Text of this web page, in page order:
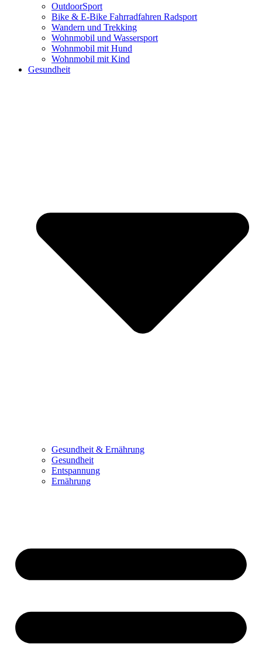
OutdoorSport
Bike & E-Bike Fahrradfahren Radsport
Wandern und Trekking
Wohnmobil und Wassersport
Wohnmobil mit Hund
Wohnmobil mit Kind
Gesundheit
Gesundheit & Ernährung
Gesundheit
Entspannung
Ernährung